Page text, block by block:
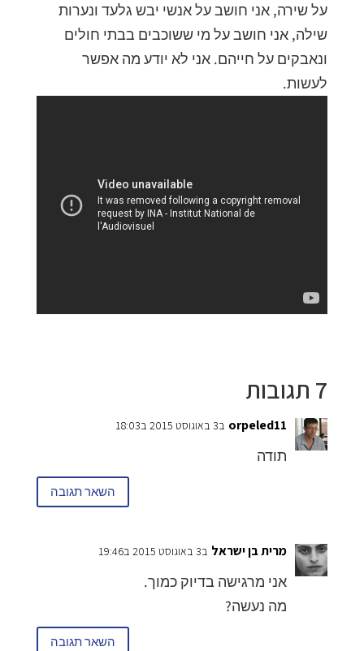
על שירה, אני חושב על אנשי יבש גלעד ונערות
שילה, אני חושב על מי ששוכבים בבתי חולים
ונאבקים על חייהם. אני לא יודע מה אפשר
לעשות.
7 תגובות
orpeled11 ב3 באוגוסט 2015 ב18:03
תודה
השאר תגובה
מרית בן ישראל ב3 באוגוסט 2015 ב19:46
אני מרגישה בדיוק כמוך.
מה נעשה?
השאר תגובה